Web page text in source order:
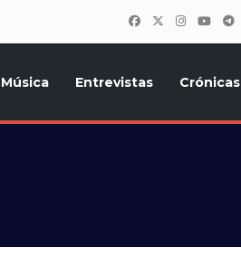
Música Entrevistas Crónicas